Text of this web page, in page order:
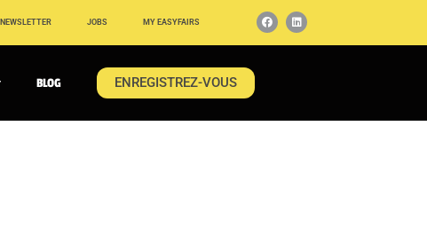
NEWSLETTER JOBS MY EASYFAIRS
BLOG ENREGISTREZ-VOUS